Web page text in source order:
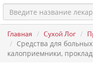
Главная Сухой Лог
Средства для
калоприемники,